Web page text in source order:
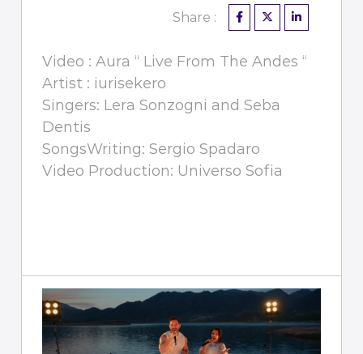
Share :
Video : Aura “ Live From The Andes “
Artist : iurisekero
Singers: Lera Sonzogni and Seba
Dentis
SongsWriting: Sergio Spadaro
Video Production: Universo Sofia